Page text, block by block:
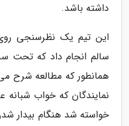
داشته باشد.
سالم انجام داد که تحت
همانطور که مطالعه شرح
نمایندگان که خواب
خواسته شد هنگام بیدار